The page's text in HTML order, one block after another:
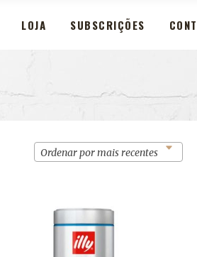
LOJA SUBSCRIÇÕES
Ordenar por mais recentes